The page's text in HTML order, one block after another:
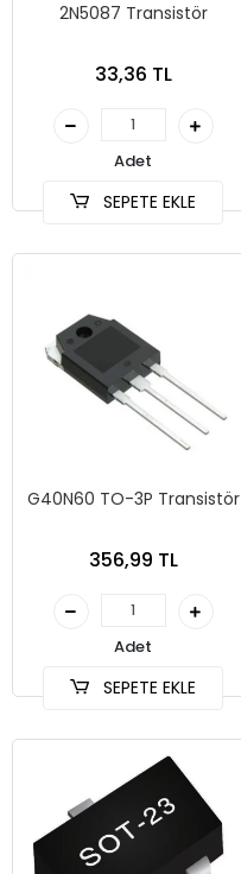
2N5087 Transistör
33,36 TL
Adet
SEPETE EKLE
G40N60 TO-3P Transistör
356,99 TL
Adet
SEPETE EKLE